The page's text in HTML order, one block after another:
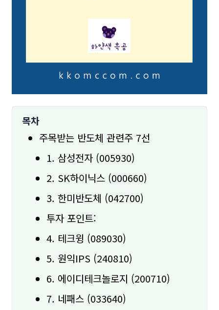
목차
주목받는 반도체 관련주 7선
1. 삼성전자 (005930)
2. SK하이닉스 (000660)
3. 한미반도체 (042700)
투자 포인트:
4. 테크윙 (089030)
5. 원익IPS (240810)
6. 에이디테크놀로지 (200710)
7. 네패스 (033640)